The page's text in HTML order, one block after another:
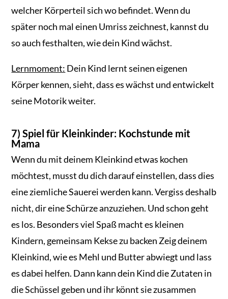
welcher Körperteil sich wo befindet. Wenn du
später noch mal einen Umriss zeichnest, kannst du
so auch festhalten, wie dein Kind wächst.
Lernmoment: Dein Kind lernt seinen eigenen
Körper kennen, sieht, dass es wächst und entwickelt
seine Motorik weiter.
7) Spiel für Kleinkinder: Kochstunde mit
Mama
Wenn du mit deinem Kleinkind etwas kochen
möchtest, musst du dich darauf einstellen, dass dies
eine ziemliche Sauerei werden kann. Vergiss deshalb
nicht, dir eine Schürze anzuziehen. Und schon geht
es los. Besonders viel Spaß macht es kleinen
Kindern, gemeinsam Kekse zu backen Zeig deinem
Kleinkind, wie es Mehl und Butter abwiegt und lass
es dabei helfen. Dann kann dein Kind die Zutaten in
die Schüssel geben und ihr könnt sie zusammen